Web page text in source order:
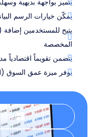
يمكّن خيارات الرسم
المخصصة
يتضمن تقويماً اقتصادياً
يوفر ميزة عمق السوق (DOM) لإجراء تحليل شامل للأسواق
MT5 لنظام Windows